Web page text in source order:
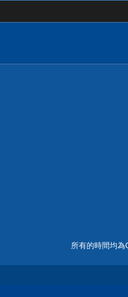
所有的時間均為